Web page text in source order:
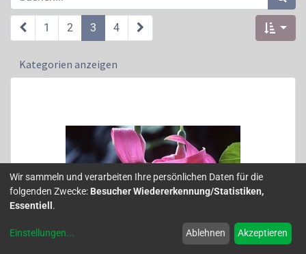
1 2 3 4
Kategorien anzeigen
Wir sammeln und verarbeiten Ihre persönlichen Daten für die
folgenden Zwecke: Besucher Wiedererkennung/Statistiken,
Essentiell .
Einstellungen... Ablehnen Akzeptieren